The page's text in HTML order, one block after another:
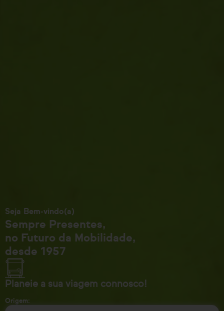
Seja Bem-vindo(a)
Sempre Presentes,
no Futuro da Mobilidade,
desde 1957
Planeie a sua viagem connosco!
Origem: